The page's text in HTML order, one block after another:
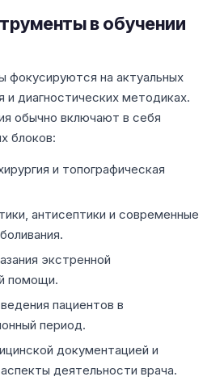
в обучении
фокусируются на актуальных
и диагностических методиках.
обычно включают в себя
блоков:
и топографическая
антисептики и современные
экстренной
помощи.
пациентов в
период.
документацией и
деятельности врача.